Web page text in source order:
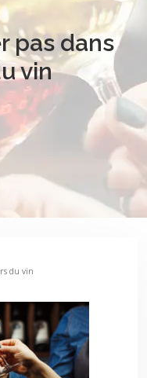
pas dans
vin
du vin